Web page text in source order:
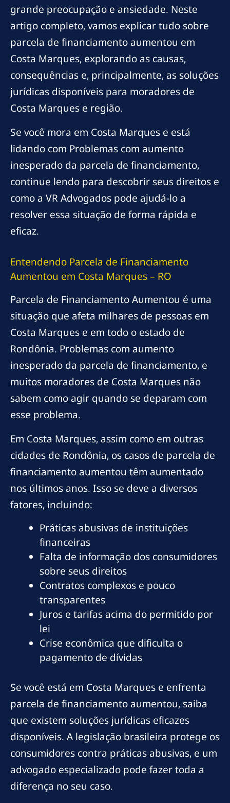
grande preocupação e ansiedade. Neste
artigo completo, vamos explicar tudo sobre
parcela de financiamento aumentou em
Costa Marques, explorando as causas,
consequências e, principalmente, as soluções
jurídicas disponíveis para moradores de
Costa Marques e região.
Se você mora em Costa Marques e está
lidando com Problemas com aumento
inesperado da parcela de financiamento,
continue lendo para descobrir seus direitos e
como a VR Advogados pode ajudá-lo a
resolver essa situação de forma rápida e
eficaz.
Entendendo Parcela de Financiamento
Aumentou em Costa Marques – RO
Parcela de Financiamento Aumentou é uma
situação que afeta milhares de pessoas em
Costa Marques e em todo o estado de
Rondônia. Problemas com aumento
inesperado da parcela de financiamento, e
muitos moradores de Costa Marques não
sabem como agir quando se deparam com
esse problema.
Em Costa Marques, assim como em outras
cidades de Rondônia, os casos de parcela de
financiamento aumentou têm aumentado
nos últimos anos. Isso se deve a diversos
fatores, incluindo:
Práticas abusivas de instituições
financeiras
Falta de informação dos consumidores
sobre seus direitos
Contratos complexos e pouco
transparentes
Juros e tarifas acima do permitido por
lei
Crise econômica que dificulta o
pagamento de dívidas
Se você está em Costa Marques e enfrenta
parcela de financiamento aumentou, saiba
que existem soluções jurídicas eficazes
disponíveis. A legislação brasileira protege os
consumidores contra práticas abusivas, e um
advogado especializado pode fazer toda a
diferença no seu caso.